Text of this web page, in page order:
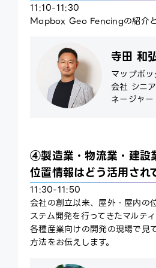
11:10-11:30
Mapbox Geo Fencingの紹介
寺田 和
マップボ
会社 シニ
ネージャー
④製造業・物流業・建
位置情報はどう活用され
11:30-11:50
会社の創立以来、屋外・屋内の
ステム開発を行ってきたマルテ
各種産業向けの開発の現場で見
方法をお伝えします。